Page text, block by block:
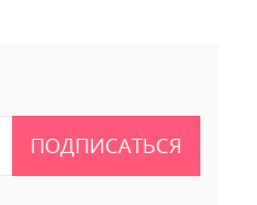
ПОДПИСАТЬСЯ